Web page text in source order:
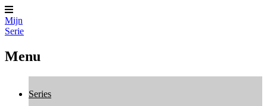
Mijn
Serie
Menu
Series